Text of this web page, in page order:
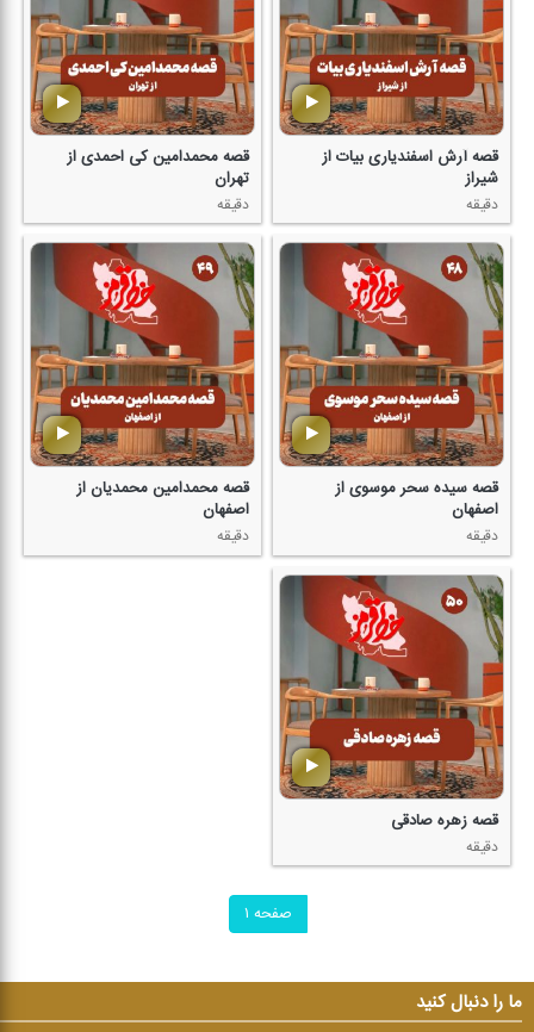
قصه آرش اسفندیاری بیات از
شیراز
دقیقه
قصه محمدامین كی احمدی از
تهران
دقیقه
قصه سیده سحر موسوی از
اصفهان
دقیقه
قصه محمدامین محمدیان از
اصفهان
دقیقه
قصه زهره صادقی
دقیقه
صفحه ۱
ما را دنبال کنید